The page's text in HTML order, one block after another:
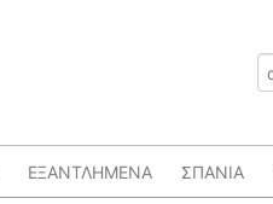
ΕΞΑΝΤΛΗΜΕΝΑ ΣΠΑΝΙΑ